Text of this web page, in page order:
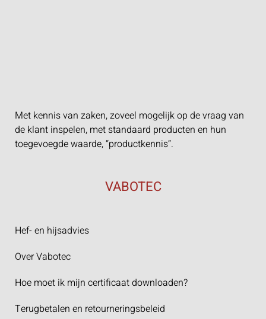
Met kennis van zaken, zoveel mogelijk op de vraag van
de klant inspelen, met standaard producten en hun
toegevoegde waarde, “productkennis”.
VABOTEC
Hef- en hijsadvies
Over Vabotec
Hoe moet ik mijn certificaat downloaden?
Terugbetalen en retourneringsbeleid